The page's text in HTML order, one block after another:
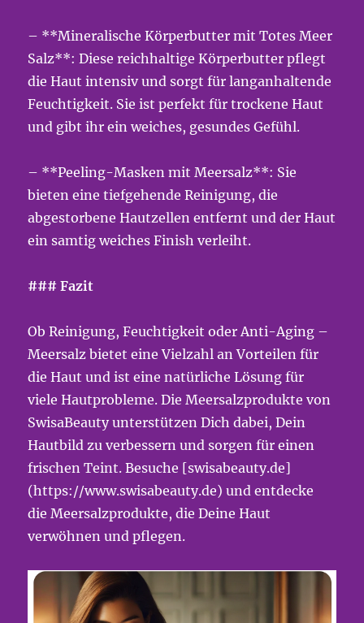
– **Mineralische Körperbutter mit Totes Meer
Salz**: Diese reichhaltige Körperbutter pflegt
die Haut intensiv und sorgt für langanhaltende
Feuchtigkeit. Sie ist perfekt für trockene Haut
und gibt ihr ein weiches, gesundes Gefühl.
– **Peeling-Masken mit Meersalz**: Sie
bieten eine tiefgehende Reinigung, die
abgestorbene Hautzellen entfernt und der Haut
ein samtig weiches Finish verleiht.
### Fazit
Ob Reinigung, Feuchtigkeit oder Anti-Aging –
Meersalz bietet eine Vielzahl an Vorteilen für
die Haut und ist eine natürliche Lösung für
viele Hautprobleme. Die Meersalzprodukte von
SwisaBeauty unterstützen Dich dabei, Dein
Hautbild zu verbessern und sorgen für einen
frischen Teint. Besuche [swisabeauty.de]
(https://www.swisabeauty.de) und entdecke
die Meersalzprodukte, die Deine Haut
verwöhnen und pflegen.